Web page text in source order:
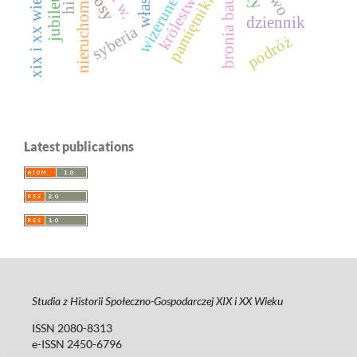
syberia pamiętnikibronia baum dziennik
wizerunek podróż
xix i xx wiek
Latest publications
Studia z Historii Społeczno-Gospodarczej XIX i XX Wieku
ISSN 2080-8313
e-ISSN 2450-6796